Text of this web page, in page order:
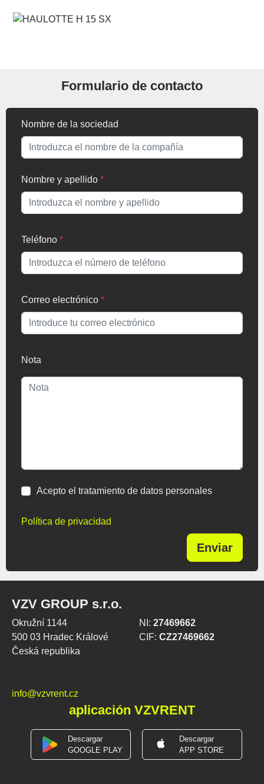
Formulario de contacto
Nombre de la sociedad
Nombre y apellido *
Teléfono *
Correo electrónico *
Nota
Acepto el tratamiento de datos personales
Política de privacidad
Enviar
VZV GROUP s.r.o.
Okružní 1144
500 03 Hradec Králové
Česká republika
NI: 27469662
CIF: CZ27469662
info@vzvrent.cz
aplicación VZVRENT
Descargar
GOOGLE PLAY
Descargar
APP STORE